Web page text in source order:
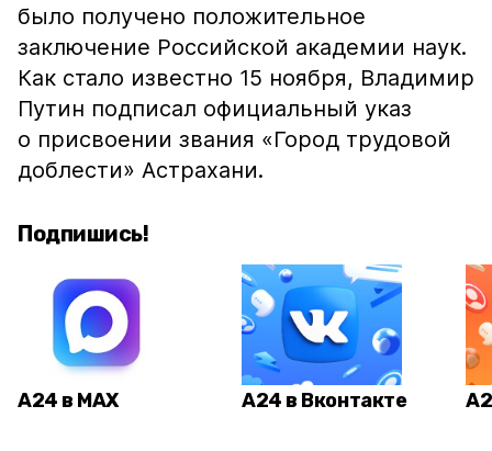
было получено положительное
заключение Российской академии наук.
Как стало известно 15 ноября, Владимир
Путин подписал официальный указ
о присвоении звания «Город трудовой
доблести» Астрахани.
Подпишись!
А24 в MAX А24 в Вконтакте